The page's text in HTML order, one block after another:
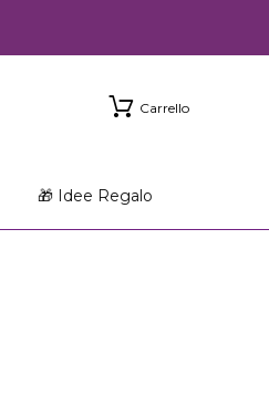
Carrello
🎁 Idee Regalo